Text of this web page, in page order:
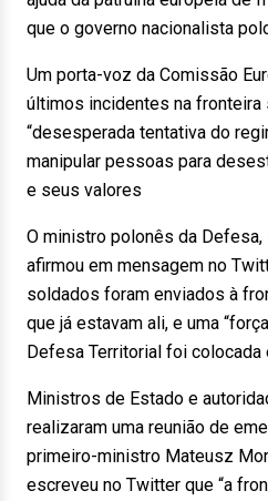
que o governo nacionalista
Um porta-voz da Comissão
últimos incidentes na fronteira
“desesperada tentativa do
manipular pessoas para
e seus valores
O ministro polonês da
afirmou em mensagem no
soldados foram enviados à
que já estavam ali, e uma
Defesa Territorial foi colocada
Ministros de Estado e
realizaram uma reunião de
primeiro-ministro Mateusz
escreveu no Twitter que “a